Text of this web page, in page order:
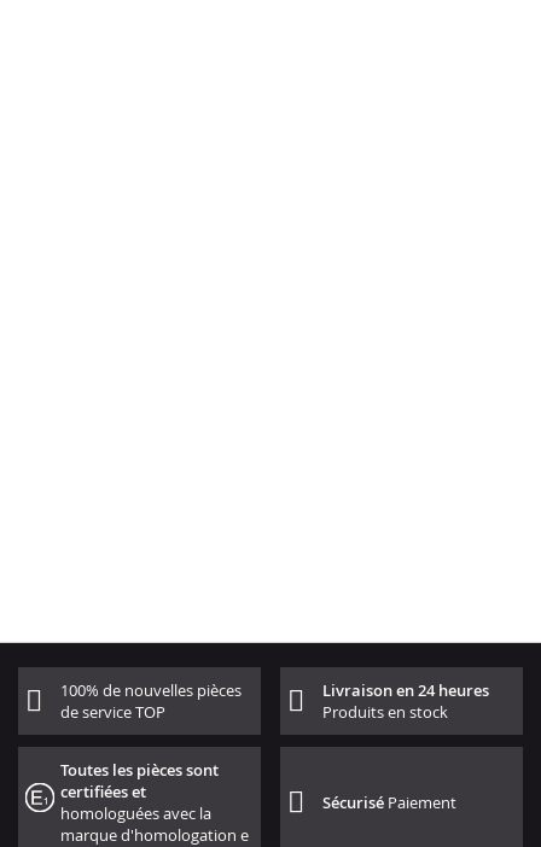
100% de nouvelles pièces
de service TOP
Livraison en 24 heures
Produits en stock
Toutes les pièces sont
certifiées et
homologuées avec la
marque d'homologation e
Sécurisé Paiement